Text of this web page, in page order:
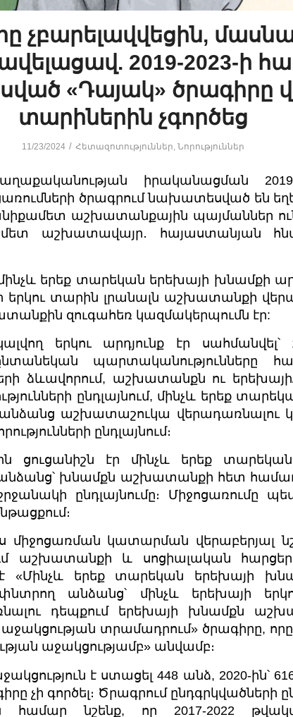
չբարելավվեցին,
2019-2023-ի
«Դայակ» ծրագիրը
տարիներին չգործեց
11/23/2024 / Հետազոտություններ, Նորություններ
իրականացման
ծրագրում նախատեսված են
աշխատանքային պայմաններ
աշխատավայր․ հայաստանյան
երեք տարեկան երեխայի խնամքի
երկու տարին լրանալն աշխատանքի
զուգահեռ կազմակերպումն էր:
երկու արդյունք էր
պարտականությունները
ձևավորում, աշխատանքն ու
ընդլայնում, մինչև երեք
անձանց աշխատաշուկա
ընդլայնում։
ցուցանիշն էր մինչև երեք
խնամքն աշխատանքի հետ
ընդլայնումը։ Միջոցառումը
միջոցառման կատարման վերաբերյալ
աշխատանքի և սոցիալական
«Մինչև երեք տարեկան երեխայի
անձանց՝ մինչև երեխայի
դեպքում երեխայի խնամքն
տրամադրում» ծրագիրը, որը
աջակցությամբ» անվամբ։
է ստացել 448 անձ, 2020-ին՝
չի գործել։ Ծրագրում ընդգրկվածների
համար նշենք, որ 2017-2022